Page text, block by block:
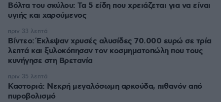
Βόλτα του σκύλου: Τα 5 είδη που χρειάζεται για να είναι
υγιής και χαρούμενος
Βίντεο: Έκλεψαν χρυσές αλυσίδες 70.000 ευρώ σε τρία
λεπτά και ξυλοκόπησαν τον κοσμηματοπώλη που τους
κυνήγησε στη Βρετανία
πριν 33 λεπτά
Καστοριά: Νεκρή μεγαλόσωμη αρκούδα, πιθανόν από
πυροβολισμό
πριν 35 λεπτά